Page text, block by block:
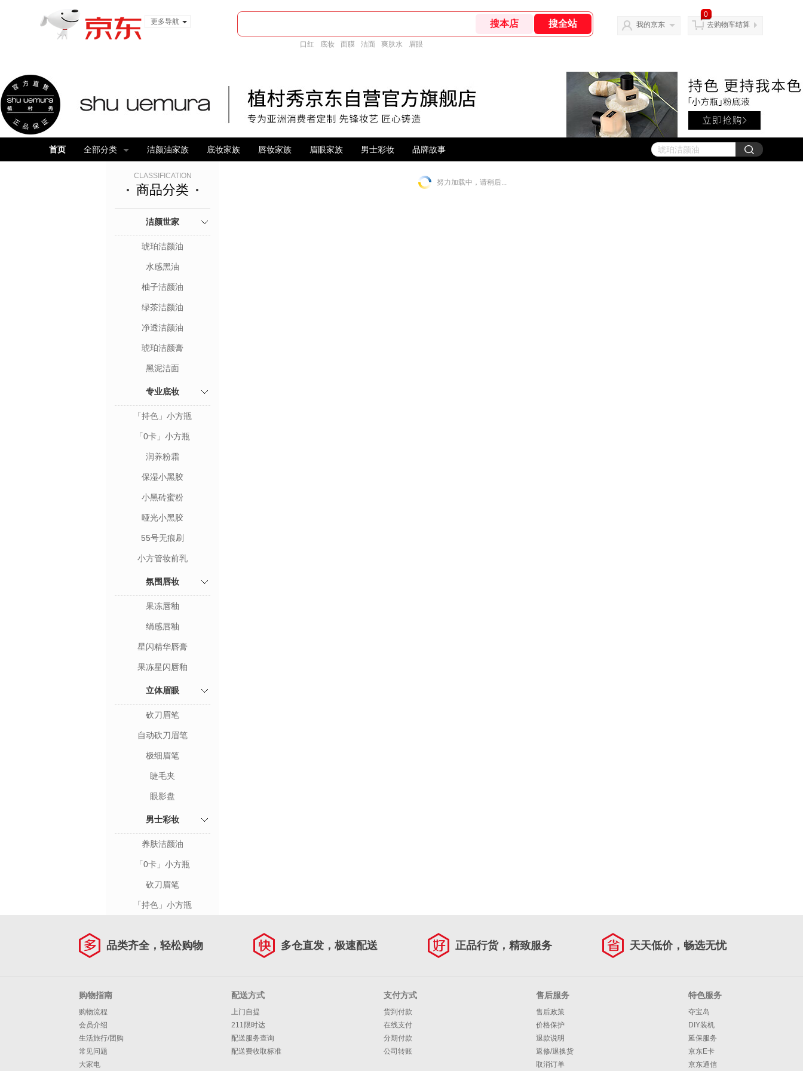
更多导航
口红 底妆 面膜 洁面 爽肤水 眉眼
我的京东
0
去购物车结算
首页 全部分类 洁颜油家族 底妆家族 唇妆家族 眉眼家族 男士彩妆 品牌故事
CLASSIFICATION
商品分类
洁颜世家
琥珀洁颜油
水感黑油
柚子洁颜油
绿茶洁颜油
净透洁颜油
琥珀洁颜膏
黑泥洁面
专业底妆
「持色」小方瓶
「0卡」小方瓶
润养粉霜
保湿小黑胶
小黑砖蜜粉
哑光小黑胶
55号无痕刷
小方管妆前乳
氛围唇妆
果冻唇釉
绢感唇釉
星闪精华唇膏
果冻星闪唇釉
立体眉眼
砍刀眉笔
自动砍刀眉笔
极细眉笔
睫毛夹
眼影盘
男士彩妆
养肤洁颜油
「0卡」小方瓶
砍刀眉笔
「持色」小方瓶
努力加载中，请稍后...
品类齐全，轻松购物 多仓直发，极速配送 正品行货，精致服务 天天低价，畅选无忧
购物指南
购物流程
会员介绍
生活旅行/团购
常见问题
大家电
配送方式
上门自提
211限时达
配送服务查询
配送费收取标准
支付方式
货到付款
在线支付
分期付款
公司转账
售后服务
售后政策
价格保护
退款说明
返修/退换货
取消订单
特色服务
夺宝岛
DIY装机
延保服务
京东E卡
京东通信